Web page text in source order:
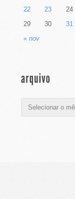
« nov
22
23
24
29
30 31